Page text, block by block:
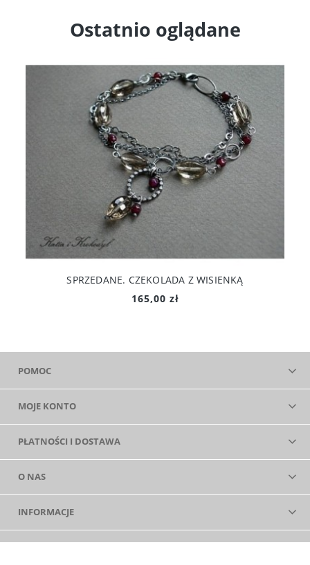
Ostatnio oglądane
SPRZEDANE. CZEKOLADA Z WISIENKĄ
165,00 zł
POMOC
MOJE KONTO
PŁATNOŚCI I DOSTAWA
O NAS
INFORMACJE